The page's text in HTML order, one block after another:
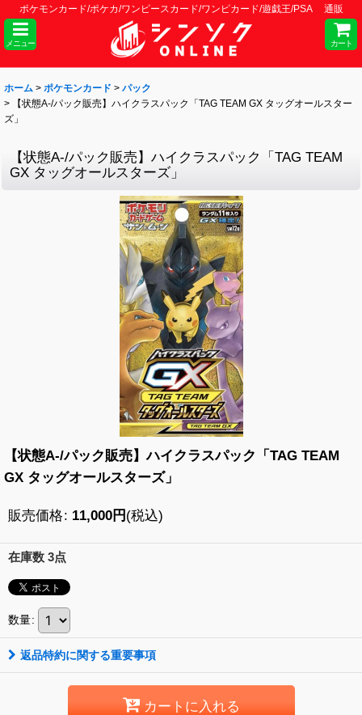
ポケモンカード/ポケカ/ワンピースカード/ワンピカード/遊戯王/PSA 通販
メニュー カート
ホーム > ポケモンカード > パック
>
【状態A-/パック販売】ハイクラスパック「TAG TEAM GX タッグオールスター
ズ」
【状態A-/パック販売】ハイクラスパック「TAG TEAM
GX タッグオールスターズ」
【状態A-/パック販売】ハイクラスパック「TAG TEAM
GX タッグオールスターズ」
販売価格: 11,000円 (税込)
在庫数 3点
数量:
返品特約に関する重要事項
カートに入れる